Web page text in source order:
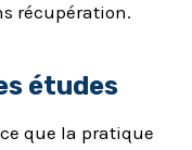
récupération.
études
que la pratique